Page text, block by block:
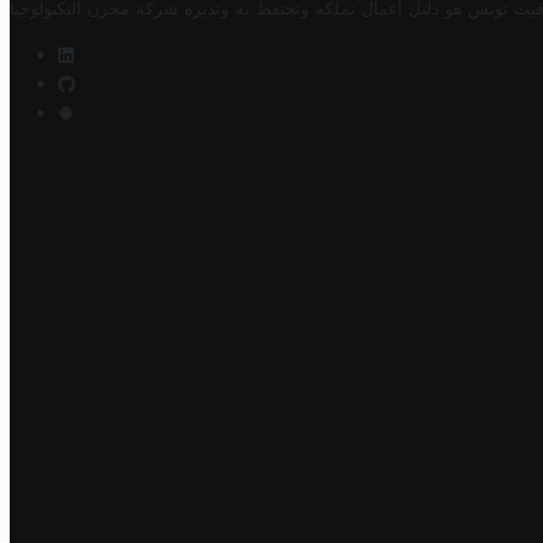
تونس هو دليل أعمال تملكه وتحتفظ به وتديره شركة مخزن التكنولوجيا